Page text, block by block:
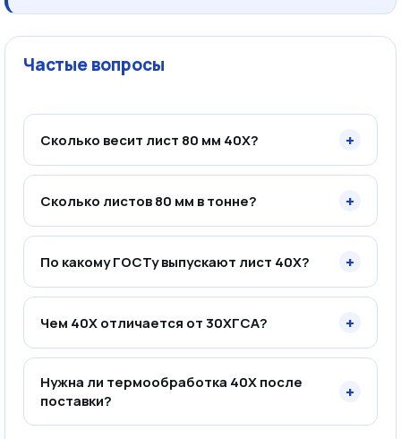
Частые вопросы
Сколько весит лист 80 мм 40Х? +
Сколько листов 80 мм в тонне? +
По какому ГОСТу выпускают лист 40Х? +
Чем 40Х отличается от 30ХГСА? +
Нужна ли термообработка 40Х после
поставки?
+